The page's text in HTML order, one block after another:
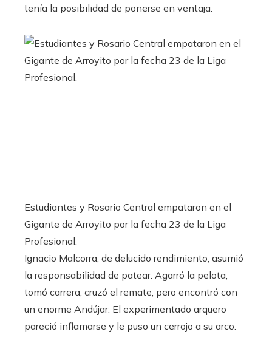
tenía la posibilidad de ponerse en ventaja.
Estudiantes y Rosario Central empataron en el
Gigante de Arroyito por la fecha 23 de la Liga
Profesional.
Ignacio Malcorra, de delucido rendimiento, asumió
la responsabilidad de patear. Agarró la pelota,
tomó carrera, cruzó el remate, pero encontró con
un enorme Andújar. El experimentado arquero
pareció inflamarse y le puso un cerrojo a su arco.